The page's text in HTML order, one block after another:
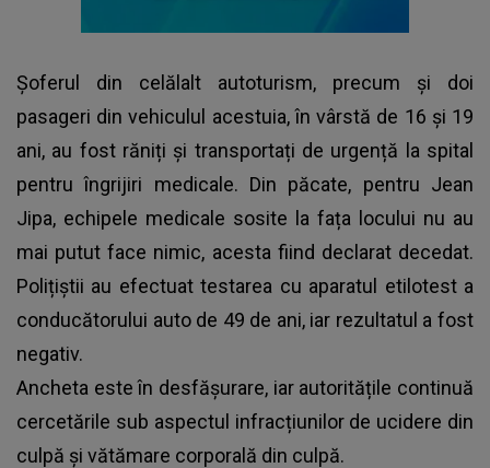
Șoferul din celălalt autoturism, precum și doi
pasageri din vehiculul acestuia, în vârstă de 16 și 19
ani, au fost răniți și transportați de urgență la spital
pentru îngrijiri medicale. Din păcate, pentru Jean
Jipa, echipele medicale sosite la fața locului nu au
mai putut face nimic, acesta fiind declarat decedat.
Polițiștii au efectuat testarea cu aparatul etilotest a
conducătorului auto de 49 de ani, iar rezultatul a fost
negativ.
Ancheta este în desfășurare, iar autoritățile continuă
cercetările sub aspectul infracțiunilor de ucidere din
culpă și vătămare corporală din culpă.